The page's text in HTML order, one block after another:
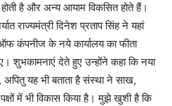
है और अन्य आयाम विकसित होते हैं।
राज्यमंत्री दिनेश प्रताप सिंह ने यहां
कंपनीज के नये कार्यालय का फीता
शुभकामनाएं देते हुए उन्होंने कहा कि नया
अपितु यह भी बताता है संस्था ने साख,
में भी विकास किया है। मुझे खुशी है कि